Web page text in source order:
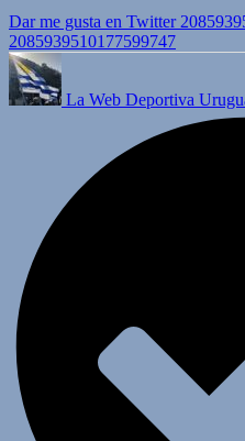
Dar me gusta en Twitter
2085939510177599747
La Web Deportiva